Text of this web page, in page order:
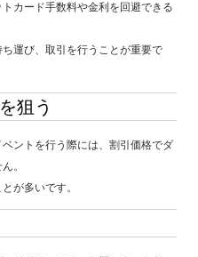
カード手数料や金利を回避できる
運び、取引を行うことが重要で
狙う
ントを行う際には、割引価格でダ
。
が多いです。